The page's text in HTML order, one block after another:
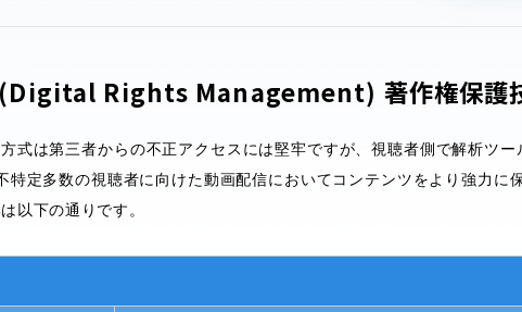
Rights Management) 著作権保護
式は第三者からの不正アクセスには堅牢ですが、視聴者側で解析ツ
特定多数の視聴者に向けた動画配信においてコンテンツをより強力
以下の通りです。